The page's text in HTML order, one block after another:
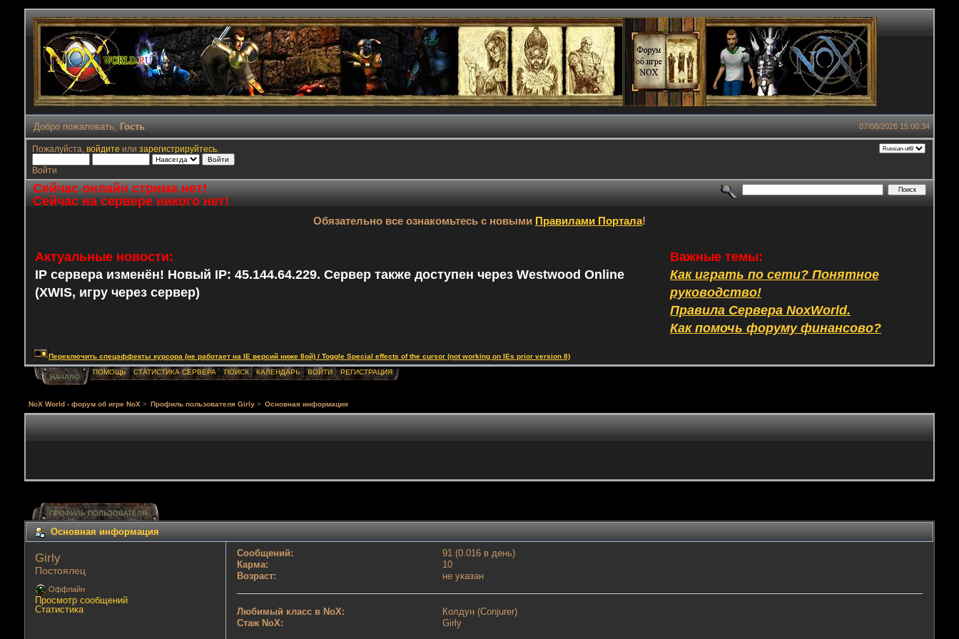
07/08/2026 15:00:34
Добро пожаловать, Гость
Пожалуйста, войдите или зарегистрируйтесь.
Войти
Сейчас онлайн стрима нет!
Сейчас на сервере никого нет!
Обязательно все ознакомьтесь с новыми Правилами Портала!
Актуальные новости:
IP сервера изменён! Новый IP: 45.144.64.229. Сервер также доступен через Westwood Online
(XWIS, игру через сервер)
Важные темы:
Как играть по сети? Понятное
руководство!
Правила Сервера NoxWorld.
Как помочь форуму финансово?
Переключить спецэффекты курсора (не работает на IE версий ниже 8ой) / Toggle Special effects of the cursor (not working on IEs prior version 8)
НАЧАЛО
ПОМОЩЬ СТАТИСТИКА СЕРВЕРА ПОИСК КАЛЕНДАРЬ ВОЙТИ РЕГИСТРАЦИЯ
NoX World - форум об игре NoX > Профиль пользователя Girly > Основная информация
ПРОФИЛЬ ПОЛЬЗОВАТЕЛЯ
Основная информация
Girly
Постоялец
Оффлайн
Просмотр сообщений
Статистика
Сообщений:
91 (0.016 в день)
Карма:
10
Возраст:
не указан
Любимый класс в NoX:
Колдун (Conjurer)
Стаж NoX:
Girly